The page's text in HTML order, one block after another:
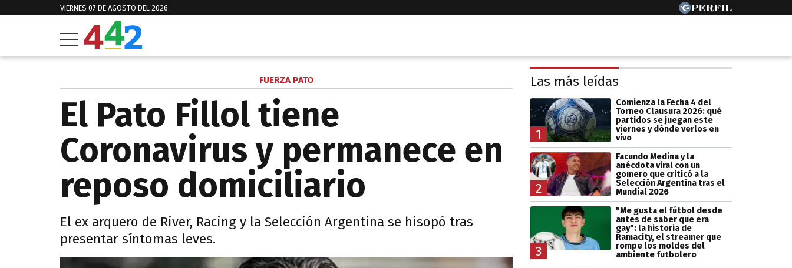
VIERNES 07 DE AGOSTO DEL 2026
FUERZA PATO
El Pato Fillol tiene
Coronavirus y permanece en
reposo domiciliario
El ex arquero de River, Racing y la Selección Argentina se hisopó tras
presentar síntomas leves.
Las más leídas
1
Comienza la Fecha 4 del
Torneo Clausura 2026: qué
partidos se juegan este
viernes y dónde verlos en
vivo
2
Facundo Medina y la
anécdota viral con un
gomero que criticó a la
Selección Argentina tras el
Mundial 2026
3
"Me gusta el fútbol desde
antes de saber que era
gay": la historia de
Ramacity, el streamer que
rompe los moldes del
ambiente futbolero